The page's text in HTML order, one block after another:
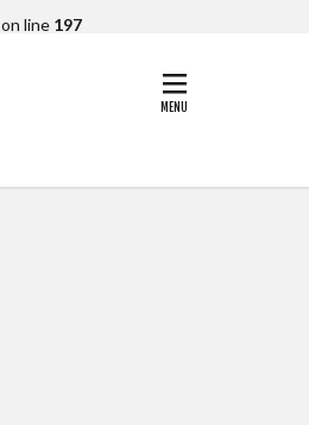
on line 197